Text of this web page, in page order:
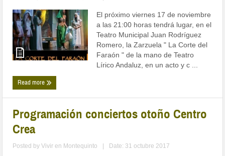
El próximo viernes 17 de noviembre
a las 21:00 horas tendrá lugar, en el
Teatro Municipal Juan Rodríguez
Romero, la Zarzuela " La Corte del
Faraón " de la mano de Teatro
Lírico Andaluz, en un acto y c ...
Read more
Programación conciertos otoño Centro
Crea
Posted byVivir en Montequinto Date: 31 octubre 2017